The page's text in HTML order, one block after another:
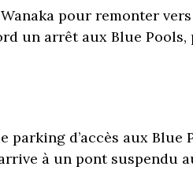
pour remonter
un arrêt aux Blue
d’accès aux Blue
à un pont suspendu